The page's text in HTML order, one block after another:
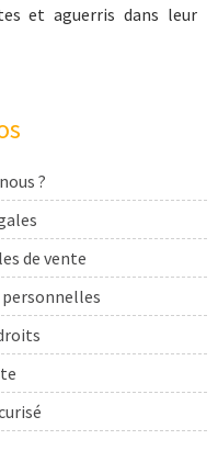
et aguerris dans leur
?
de vente
personnelles